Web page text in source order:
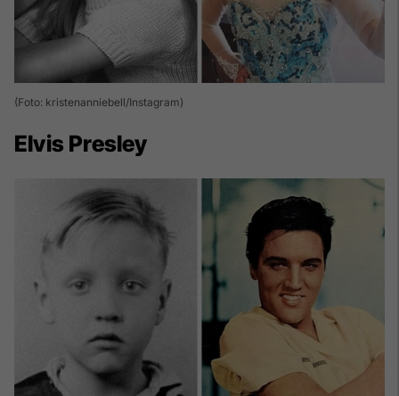
(Foto: kristenanniebell/Instagram)
Elvis Presley